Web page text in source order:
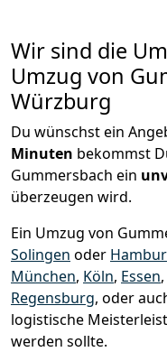
Wir sind die
Umzug von
Würzburg
Du wünschst ein
Minuten bekommst
Gummersbach ein
überzeugen wird.
Ein Umzug von
Solingen oder
München, Köln, Essen,
Regensburg, oder
logistische
werden sollte.